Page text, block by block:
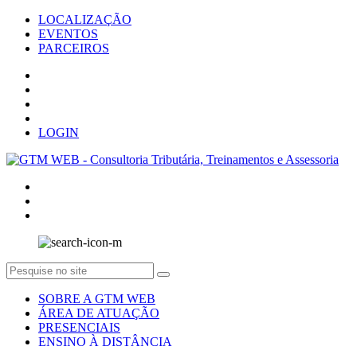
LOCALIZAÇÃO
EVENTOS
PARCEIROS
LOGIN
SOBRE A GTM WEB
ÁREA DE ATUAÇÃO
PRESENCIAIS
ENSINO À DISTÂNCIA